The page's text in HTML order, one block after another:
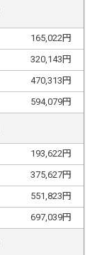
165,022円
320,143 円
470,313 円
594,079円
193,622円
375,627円
551,823 円
697,039円